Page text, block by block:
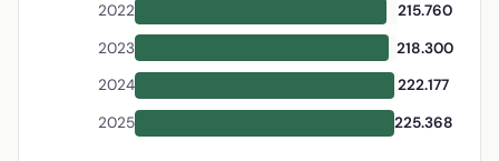
2022
215.760
2023
218.300
2024
222.177
2025
225.368